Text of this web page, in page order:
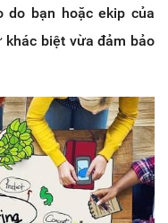
do bạn hoặc ekip của
khác biệt vừa đảm bảo